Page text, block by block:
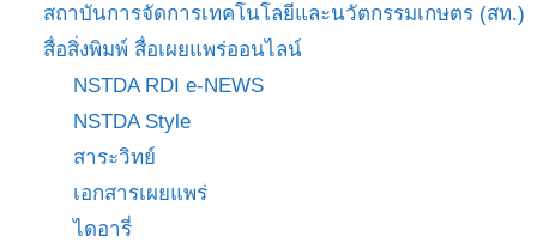
สถาบันการจัดการเทคโนโลยีและนวัตกรรมเกษตร (สท.)
สื่อสิ่งพิมพ์ สื่อเผยแพร่ออนไลน์
NSTDA RDI e-NEWS
NSTDA Style
สาระวิทย์
เอกสารเผยแพร่
ไดอารี่